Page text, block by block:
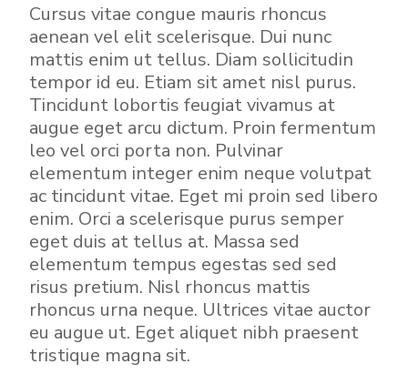
Cursus vitae congue mauris rhoncus
aenean vel elit scelerisque. Dui nunc
mattis enim ut tellus. Diam sollicitudin
tempor id eu. Etiam sit amet nisl purus.
Tincidunt lobortis feugiat vivamus at
augue eget arcu dictum. Proin fermentum
leo vel orci porta non. Pulvinar
elementum integer enim neque volutpat
ac tincidunt vitae. Eget mi proin sed libero
enim. Orci a scelerisque purus semper
eget duis at tellus at. Massa sed
elementum tempus egestas sed sed
risus pretium. Nisl rhoncus mattis
rhoncus urna neque. Ultrices vitae auctor
eu augue ut. Eget aliquet nibh praesent
tristique magna sit.